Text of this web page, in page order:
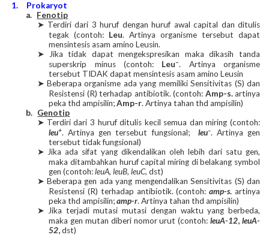
1.
Prokaryot
a. Fenotip
➤ Terdiri dari 3 huruf dengan huruf awal capital dan ditulis
tegak (contoh: Leu. Artinya organisme tersebut dapat
mensintesis asam amino Leusin.
➤ Jika tidak dapat mengekspresikan maka dikasih tanda
superskrip minus (contoh: Leu–. Artinya organisme
tersebut TIDAK dapat mensintesis asam amino Leusin
➤ Beberapa organisme ada yang memiliki Sensitivitas (S) dan
Resistensi (R) terhadap antibiotik. (contoh: Amp-s.artinya
peka thd ampisilin;Amp-r. Artinya tahan thd ampisilin)
b. Genotip
➤ Terdiri dari 3 huruf ditulis kecil semua dan miring (contoh:
leu+. Artinya gen tersebut fungsional; leu–. Artinya gen
tersebut tidak fungsional)
➤ Jika ada sifat yang dikendalikan oleh lebih dari satu gen,
maka ditambahkan huruf capital miring di belakang symbol
gen (contoh:leuA,leuB, leuC,dst)
➤ Beberapa gen ada yang mengendalikan Sensitivitas (S) dan
Resistensi (R) terhadap antibiotik. (contoh:amp-s.artinya
peka thd ampisilin;amp-r. Artinya tahan thd ampisilin)
➤ Jika terjadi mutasi mutasi dengan waktu yang berbeda,
maka gen mutan diberi nomor urut (contoh:leuA-12,leuA-
52,dst)